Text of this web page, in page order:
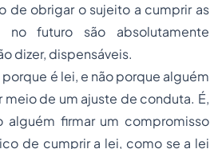
de obrigar o sujeito a cumprir as
no futuro são absolutamente
dizer, dispensáveis.
é lei, e não porque alguém
meio de um ajuste de conduta. É,
alguém firmar um compromisso
de cumprir a lei, como se a lei